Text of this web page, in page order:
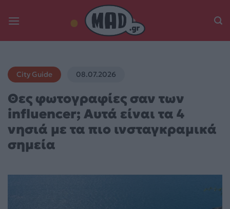
City Guide 08.07.2026
Θες φωτογραφίες σαν των
influencer; Αυτά είναι τα 4
νησιά με τα πιο ινσταγκραμικά
σημεία